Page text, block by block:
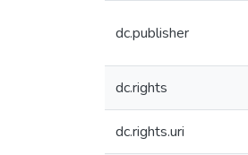
dc.publisher
dc.rights
dc.rights.uri